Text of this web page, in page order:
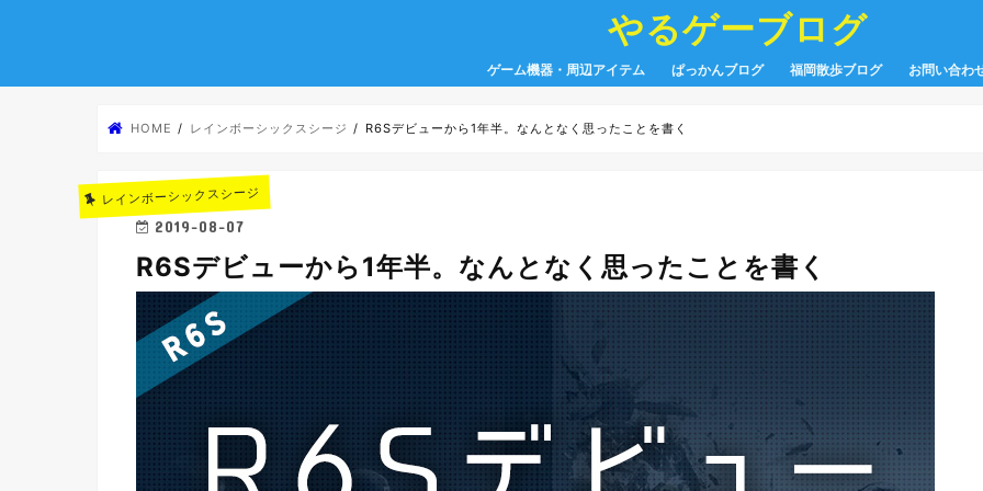
やるゲーブログ
ゲーム機器・周辺アイテム ぱっかんブログ 福岡散歩ブログ お問い合わ
HOME レインボーシックスシージ R6Sデビューから1年半。なんとなく思ったことを書く
レインボーシックスシージ
2019-08-07
R6Sデビューから1年半。なんとなく思ったことを書く